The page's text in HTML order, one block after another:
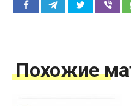
Похожие